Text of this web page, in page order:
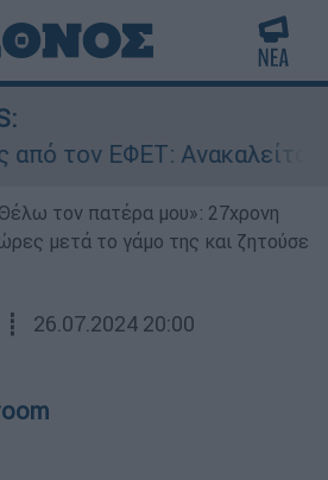
τον ΕΦΕΤ: Ανακαλείται
τον πατέρα μου»: 27χρονη
μετά το γάμο της και ζητούσε
┋ 26.07.2024 20:00